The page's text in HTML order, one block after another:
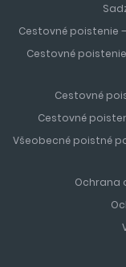
Cestovné poistenie
Cestovné
Cestovné
Cestovné
Všeobecné poistné
Ochrana